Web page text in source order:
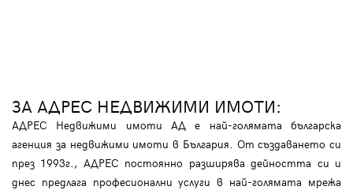
ЗА АДРЕС НЕДВИЖИМИ ИМОТИ:
АДРЕС Недвижими имоти АД е най-голямата българска
агенция за недвижими имоти в България. От създаването си
през 1993г., АДРЕС постоянно разширява дейността си и
днес предлага професионални услуги в най-голямата мрежа